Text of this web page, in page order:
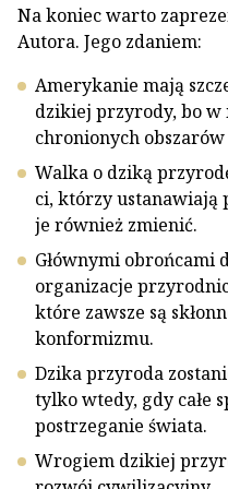
Na koniec warto
Autora. Jego zdaniem:
Amerykanie mają
dzikiej przyrody, bo w
chronionych
Walka o dziką
ci, którzy ustanawiają
je również zmienić.
Głównymi obrońcami
organizacje
które zawsze są
konformizmu.
Dzika przyroda
tylko wtedy, gdy całe
postrzeganie świata.
Wrogiem dzikiej